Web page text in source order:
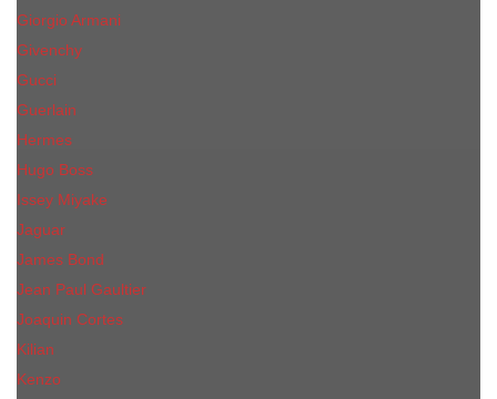
Giorgio Armani
Givenchy
Gucci
Guerlain
Hermes
Hugo Boss
Issey Miyake
Jaguar
James Bond
Jean Paul Gaultier
Joaquin Сortes
Kilian
Kenzo